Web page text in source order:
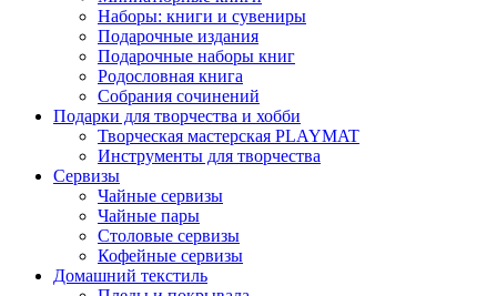
Наборы: книги и сувениры
Подарочные издания
Подарочные наборы книг
Родословная книга
Собрания сочинений
Подарки для творчества и хобби
Творческая мастерская PLAYMAT
Инструменты для творчества
Cервизы
Чайные сервизы
Чайные пары
Столовые сервизы
Кофейные сервизы
Домашний текстиль